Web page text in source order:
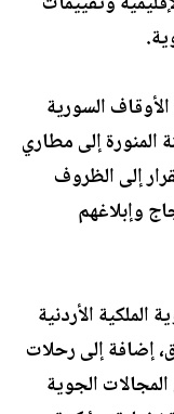
السورية
المنورة إلى مطاري
إلى الظروف
وإبلاغهم
الأردنية
إضافة إلى رحلات
الجوية